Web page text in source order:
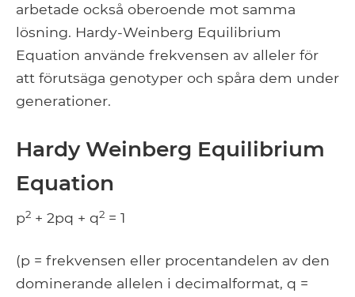
arbetade också oberoende mot samma
lösning. Hardy-Weinberg Equilibrium
Equation använde frekvensen av alleler för
att förutsäga genotyper och spåra dem under
generationer.
Hardy Weinberg Equilibrium
Equation
p2 + 2pq + q2 = 1
(p = frekvensen eller procentandelen av den
dominerande allelen i decimalformat, q =